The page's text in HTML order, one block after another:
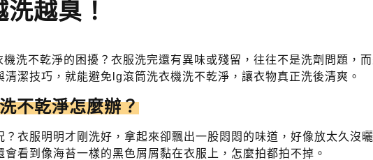
越臭！
洗不乾淨的困擾？衣服洗完還有異味或殘留，往往不是洗劑問題，
清潔技巧，就能避免lg滾筒洗衣機洗不乾淨，讓衣物真正洗後清爽。
不乾淨怎麼辦？
衣服明明才剛洗好，拿起來卻飄出一股悶悶的味道，好像放太久沒曬
會看到像海苔一樣的黑色屑屑黏在衣服上，怎麼拍都拍不掉。